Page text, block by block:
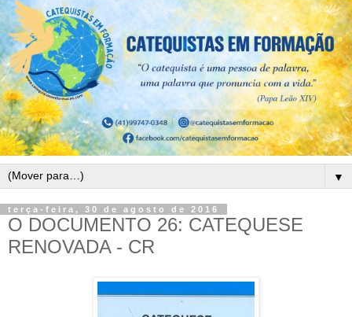
▼
terça-feira, 30 de agosto de 2016
O DOCUMENTO 26: CATEQUESE
RENOVADA - CR